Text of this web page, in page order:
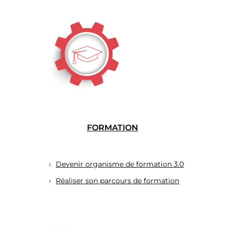
FORMATION
Devenir organisme de formation 3.0
Réaliser son parcours de formation